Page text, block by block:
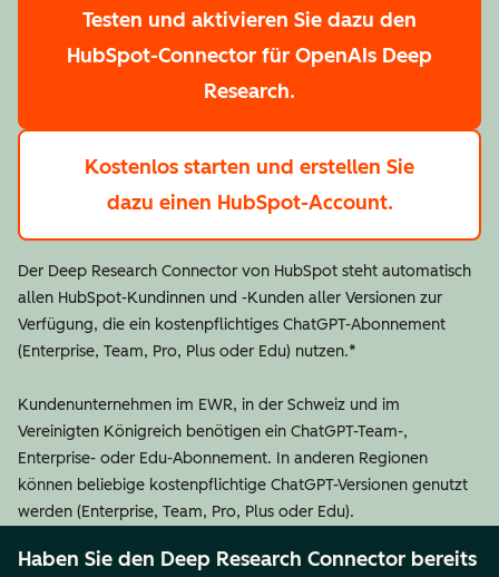
Testen und aktivieren Sie dazu den
HubSpot-Connector für OpenAIs Deep
Research.
Kostenlos starten und erstellen Sie
dazu einen HubSpot-Account.
Der Deep Research Connector von HubSpot steht automatisch
allen HubSpot-Kundinnen und -Kunden aller Versionen zur
Verfügung, die ein kostenpflichtiges ChatGPT-Abonnement
(Enterprise, Team, Pro, Plus oder Edu) nutzen.*
Kundenunternehmen im EWR, in der Schweiz und im
Vereinigten Königreich benötigen ein ChatGPT-Team-,
Enterprise- oder Edu-Abonnement. In anderen Regionen
können beliebige kostenpflichtige ChatGPT-Versionen genutzt
werden (Enterprise, Team, Pro, Plus oder Edu).
Haben Sie den Deep Research Connector bereits